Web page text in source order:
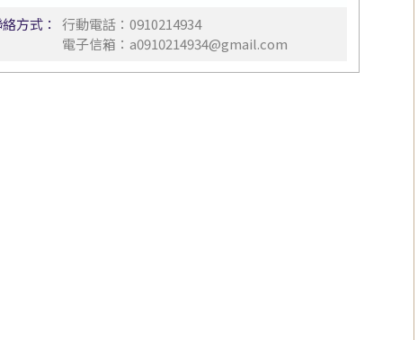
方式：
行動電話：0910214934
電子信箱：a0910214934@gmail.com